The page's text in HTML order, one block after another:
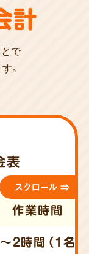
計
で
。
表
作業時間
2時間（1名）
スクロール ⇒